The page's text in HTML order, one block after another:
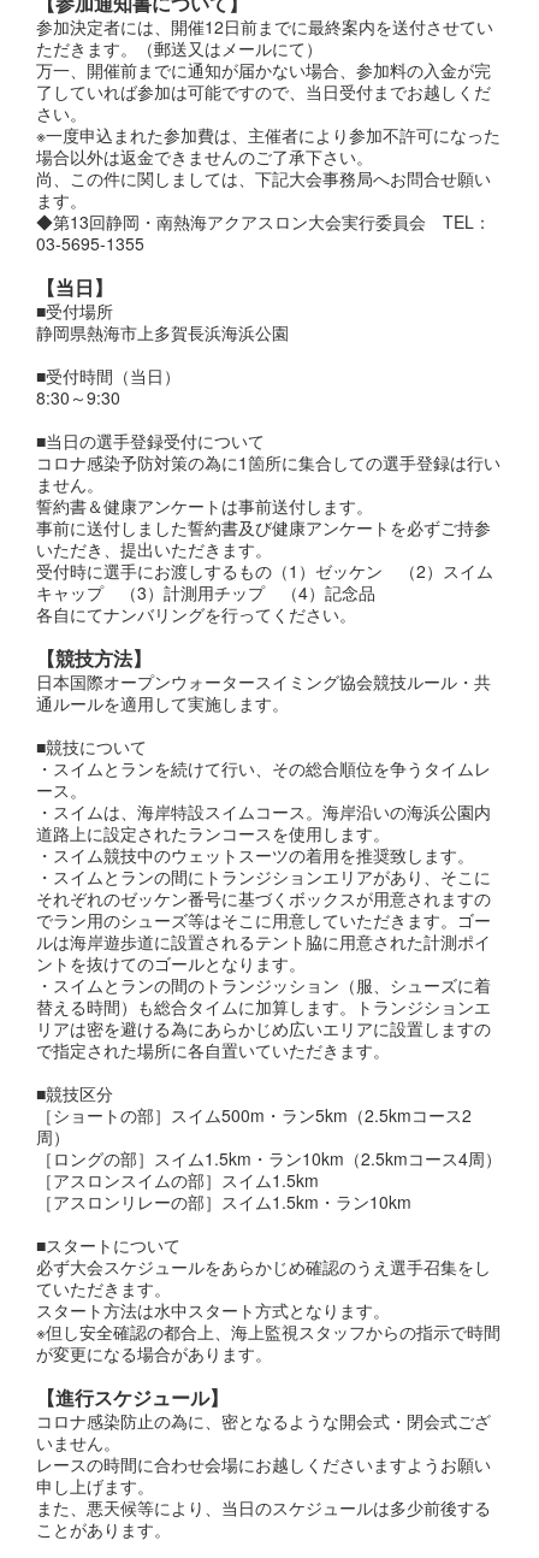
参加決定者には、開催12日前までに最終案内を送付させてい
ただきます。（郵送又はメールにて）
万一、開催前までに通知が届かない場合、参加料の入金が完
了していれば参加は可能ですので、当日受付までお越しくだ
さい。
※一度申込まれた参加費は、主催者により参加不許可になった
場合以外は返金できませんのご了承下さい。
尚、この件に関しましては、下記大会事務局へお問合せ願い
ます。
◆第13回静岡・南熱海アクアスロン大会実行委員会 TEL：
03-5695-1355
【当日】
■受付場所
静岡県熱海市上多賀長浜海浜公園
■受付時間（当日）
8:30～9:30
■当日の選手登録受付について
コロナ感染予防対策の為に1箇所に集合しての選手登録は行い
ません。
誓約書＆健康アンケートは事前送付します。
事前に送付しました誓約書及び健康アンケートを必ずご持参
いただき、提出いただきます。
受付時に選手にお渡しするもの（1）ゼッケン （2）スイム
キャップ （3）計測用チップ （4）記念品
各自にてナンバリングを行ってください。
【競技方法】
日本国際オープンウォータースイミング協会競技ルール・共
通ルールを適用して実施します。
■競技について
・スイムとランを続けて行い、その総合順位を争うタイムレ
ース。
・スイムは、海岸特設スイムコース。海岸沿いの海浜公園内
道路上に設定されたランコースを使用します。
・スイム競技中のウェットスーツの着用を推奨致します。
・スイムとランの間にトランジションエリアがあり、そこに
それぞれのゼッケン番号に基づくボックスが用意されますの
でラン用のシューズ等はそこに用意していただきます。ゴー
ルは海岸遊歩道に設置されるテント脇に用意された計測ポイ
ントを抜けてのゴールとなります。
・スイムとランの間のトランジッション（服、シューズに着
替える時間）も総合タイムに加算します。トランジションエ
リアは密を避ける為にあらかじめ広いエリアに設置しますの
で指定された場所に各自置いていただきます。
■競技区分
［ショートの部］スイム500m・ラン5km（2.5kmコース2
周）
［ロングの部］スイム1.5km・ラン10km（2.5kmコース4周）
［アスロンスイムの部］スイム1.5km
［アスロンリレーの部］スイム1.5km・ラン10km
■スタートについて
必ず大会スケジュールをあらかじめ確認のうえ選手召集をし
ていただきます。
スタート方法は水中スタート方式となります。
※但し安全確認の都合上、海上監視スタッフからの指示で時間
が変更になる場合があります。
【進行スケジュール】
コロナ感染防止の為に、密となるような開会式・閉会式ござ
いません。
レースの時間に合わせ会場にお越しくださいますようお願い
申し上げます。
また、悪天候等により、当日のスケジュールは多少前後する
ことがあります。